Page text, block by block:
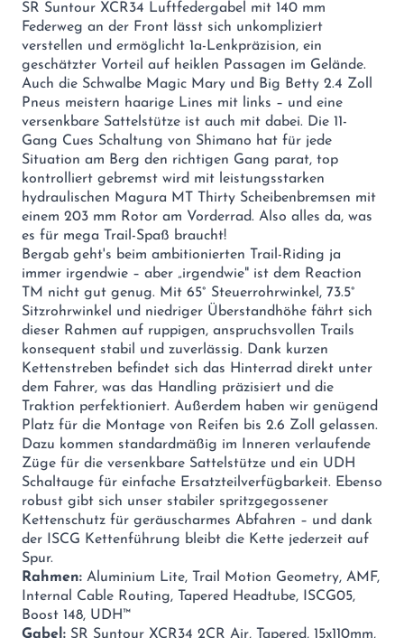
SR Suntour XCR34 Luftfedergabel mit 140 mm
Federweg an der Front lässt sich unkompliziert
verstellen und ermöglicht 1a-Lenkpräzision, ein
geschätzter Vorteil auf heiklen Passagen im Gelände.
Auch die Schwalbe Magic Mary und Big Betty 2.4 Zoll
Pneus meistern haarige Lines mit links – und eine
versenkbare Sattelstütze ist auch mit dabei. Die 11-
Gang Cues Schaltung von Shimano hat für jede
Situation am Berg den richtigen Gang parat, top
kontrolliert gebremst wird mit leistungsstarken
hydraulischen Magura MT Thirty Scheibenbremsen mit
einem 203 mm Rotor am Vorderrad. Also alles da, was
es für mega Trail-Spaß braucht!
Bergab geht's beim ambitionierten Trail-Riding ja
immer irgendwie – aber „irgendwie" ist dem Reaction
TM nicht gut genug. Mit 65° Steuerrohrwinkel, 73.5°
Sitzrohrwinkel und niedriger Überstandhöhe fährt sich
dieser Rahmen auf ruppigen, anspruchsvollen Trails
konsequent stabil und zuverlässig. Dank kurzen
Kettenstreben befindet sich das Hinterrad direkt unter
dem Fahrer, was das Handling präzisiert und die
Traktion perfektioniert. Außerdem haben wir genügend
Platz für die Montage von Reifen bis 2.6 Zoll gelassen.
Dazu kommen standardmäßig im Inneren verlaufende
Züge für die versenkbare Sattelstütze und ein UDH
Schaltauge für einfache Ersatzteilverfügbarkeit. Ebenso
robust gibt sich unser stabiler spritzgegossener
Kettenschutz für geräuscharmes Abfahren – und dank
der ISCG Kettenführung bleibt die Kette jederzeit auf
Spur.
Rahmen: Aluminium Lite, Trail Motion Geometry, AMF,
Internal Cable Routing, Tapered Headtube, ISCG05,
Boost 148, UDH™
Gabel: SR Suntour XCR34 2CR Air, Tapered, 15x110mm,